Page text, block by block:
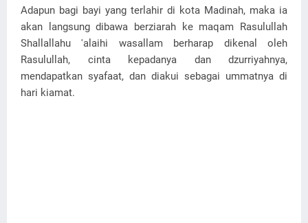
Adapun bagi bayi yang terlahir di kota Madinah, maka ia
akan langsung dibawa berziarah ke maqam Rasulullah
Shallallahu 'alaihi wasallam berharap dikenal oleh
Rasulullah, cinta kepadanya dan dzurriyahnya,
mendapatkan syafaat, dan diakui sebagai ummatnya di
hari kiamat.